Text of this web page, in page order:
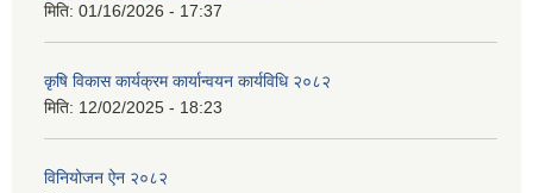
मिति: 01/16/2026 - 17:37
कृषि विकास कार्यक्रम कार्यान्वयन कार्यविधि २०८२
मिति: 12/02/2025 - 18:23
विनियोजन ऐन २०८२